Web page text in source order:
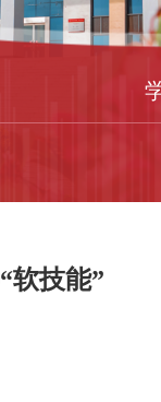
软技能”